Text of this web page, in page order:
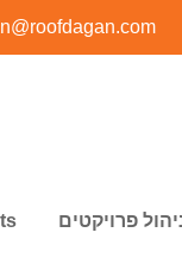
פרויקטים